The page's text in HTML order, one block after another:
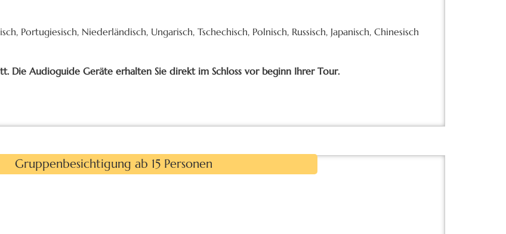
Portugiesisch, Niederländisch, Ungarisch, Tschechisch, Polnisch, Russisch, Japanisch, Chinesisch
Die Audioguide Geräte erhalten Sie direkt im Schloss vor beginn Ihrer Tour.
Gruppenbesichtigung ab 15 Personen